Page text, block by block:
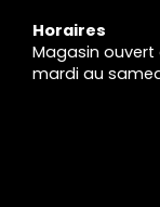
Horaires
Magasin ouvert
mardi au